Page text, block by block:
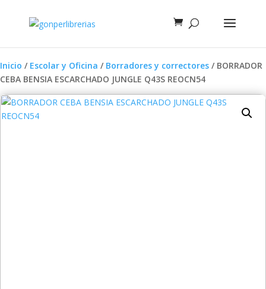
Inicio / Escolar y Oficina / Borradores y correctores / BORRADOR
CEBA BENSIA ESCARCHADO JUNGLE Q43S REOCN54